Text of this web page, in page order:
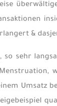
&
so sehr
Umsatz